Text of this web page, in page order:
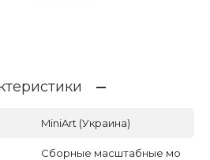
MiniArt (Украина)
Сборные масштабные мо